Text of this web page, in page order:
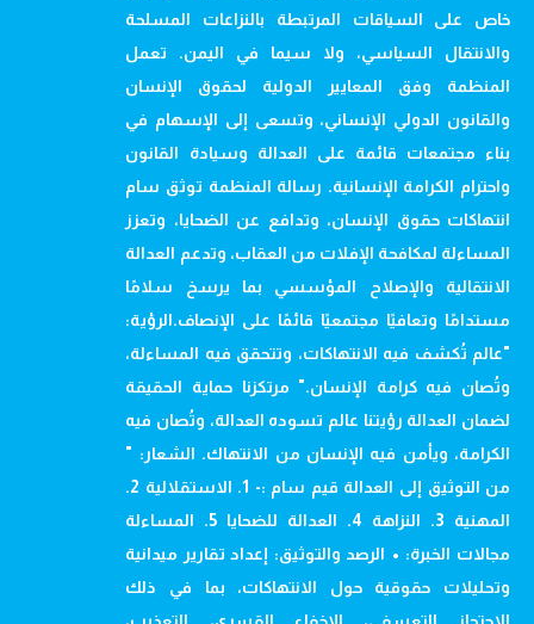
خاص على السياقات المرتبطة بالنزاعات المسلحة
والانتقال السياسي، ولا سيما في اليمن. تعمل
المنظمة وفق المعايير الدولية لحقوق الإنسان
والقانون الدولي الإنساني، وتسعى إلى الإسهام في
بناء مجتمعات قائمة على العدالة وسيادة القانون
واحترام الكرامة الإنسانية. رسالة المنظمة توثق سام
انتهاكات حقوق الإنسان، وتدافع عن الضحايا، وتعزز
المساءلة لمكافحة الإفلات من العقاب، وتدعم العدالة
الانتقالية والإصلاح المؤسسي بما يرسخ سلامًا
مستدامًا وتعافيًا مجتمعيًا قائمًا على الإنصاف.الرؤية:
"عالم تُكشف فيه الانتهاكات، وتتحقق فيه المساءلة،
وتُصان فيه كرامة الإنسان." مرتكزنا حماية الحقيقة
لضمان العدالة رؤيتنا عالم تسوده العدالة، وتُصان فيه
الكرامة، ويأمن فيه الإنسان من الانتهاك. الشعار: "
من التوثيق إلى العدالة قيم سام :- 1. الاستقلالية 2.
المهنية 3. النزاهة 4. العدالة للضحايا 5. المساءلة
مجالات الخبرة: • الرصد والتوثيق: إعداد تقارير ميدانية
وتحليلات حقوقية حول الانتهاكات، بما في ذلك
الاحتجاز التعسفي، الإخفاء القسري، التعذيب،